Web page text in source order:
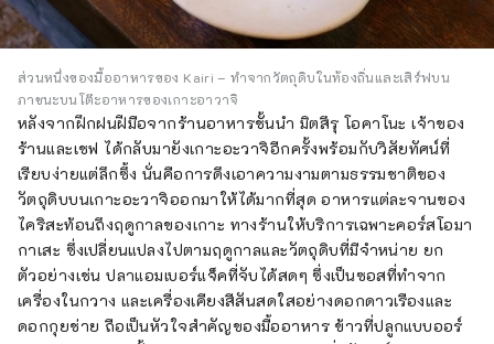
ส่วนหนึ่งของมื้ออาหารของ Kairi – ทำจากวัตถุดิบในท้องถิ่นและเสิร์ฟบน
ภาชนะบนโต๊ะอาหารของเกาะอาวาจิ
หลังจากฝึกฝนฝีมือจากร้านอาหารชั้นนำ มิตสึรุ โอคาโนะ เจ้าของ
ร้านและเชฟ ได้กลับมายังเกาะอะวาจิอีกครั้งพร้อมกับวิสัยทัศน์ที่
เรียบง่ายแต่ลึกซึ้ง นั่นคือการดึงเอาความงามตามธรรมชาติของ
วัตถุดิบบนเกาะอะวาจิออกมาให้ได้มากที่สุด อาหารแต่ละจานของ
ไคริสะท้อนถึงฤดูกาลของเกาะ ทางร้านให้บริการเฉพาะคอร์สโอมา
กาเสะ ซึ่งเปลี่ยนแปลงไปตามฤดูกาลและวัตถุดิบที่มีจำหน่าย ยก
ตัวอย่างเช่น ปลาแอมเบอร์แจ็คที่จับได้สดๆ ซึ่งเป็นซอสที่ทำจาก
เครื่องในกวาง และเครื่องเคียงสีสันสดใสอย่างดอกดาวเรืองและ
ดอกกุยช่าย ถือเป็นหัวใจสำคัญของมื้ออาหาร ข้าวที่ปลูกแบบออร์